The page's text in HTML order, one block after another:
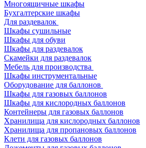
Многоящичные шкафы
Бухгалтерские шкафы
Для раздевалок
Шкафы сушильные
Шкафы для обуви
Шкафы для раздевалок
Скамейки для раздевалок
Мебель для производства
Шкафы инструментальные
Оборудование для баллонов
Шкафы для газовых баллонов
Шкафы для кислородных баллонов
Контейнеры для газовых баллонов
Хранилища для кислородных баллонов
Хранилища для пропановых баллонов
Клети для газовых баллонов